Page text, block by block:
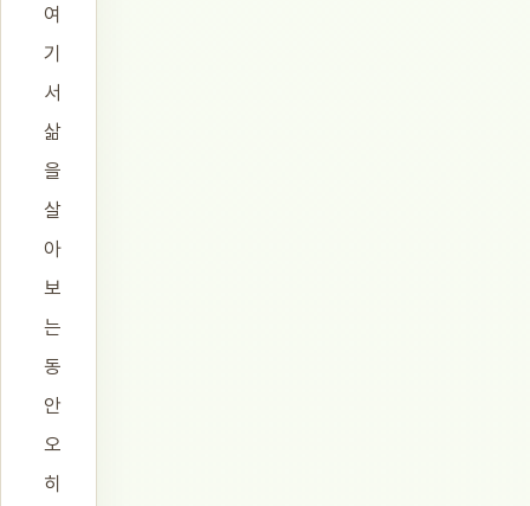
여
기
서
삶
을
살
아
보
는
동
안
오
히